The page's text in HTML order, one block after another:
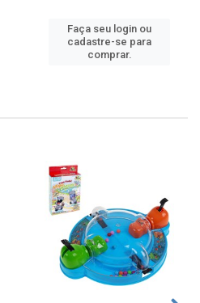
Faça seu login ou
cadastre-se para
comprar.